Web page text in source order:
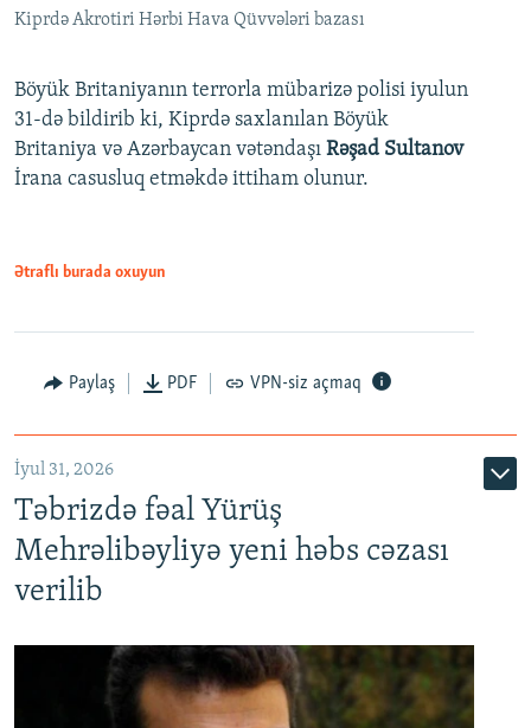
Kiprdə Akrotiri Hərbi Hava Qüvvələri bazası
Böyük Britaniyanın terrorla mübarizə polisi iyulun
31-də bildirib ki, Kiprdə saxlanılan Böyük
Britaniya və Azərbaycan vətəndaşı Rəşad Sultanov
İrana casusluq etməkdə ittiham olunur.
Ətraflı burada oxuyun
Paylaş PDF VPN-siz açmaq
İyul 31, 2026
Təbrizdə fəal Yürüş
Mehrəlibəyliyə yeni həbs cəzası
verilib